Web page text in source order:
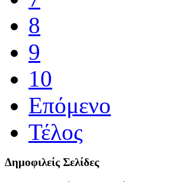
8
9
10
Επόμενο
Τέλος
Δημοφιλείς Σελίδες